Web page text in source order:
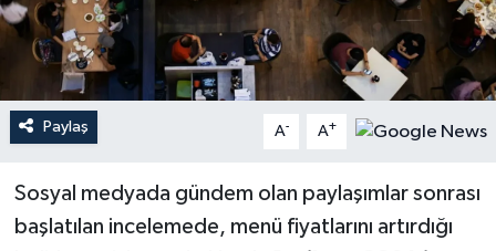
Paylaş A- A+
Sosyal medyada gündem olan paylaşımlar sonrası
başlatılan incelemede, menü fiyatlarını artırdığı